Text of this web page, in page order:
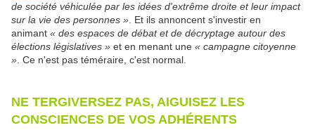
de société véhiculée par les idées d'extrême droite et leur impact
sur la vie des personnes » . Et ils annoncent s'investir en
animant « des espaces de débat et de décryptage autour des
élections législatives » et en menant une « campagne citoyenne
» . Ce n'est pas téméraire, c'est normal.
NE TERGIVERSEZ PAS, AIGUISEZ LES
CONSCIENCES DE VOS ADHÉRENTS